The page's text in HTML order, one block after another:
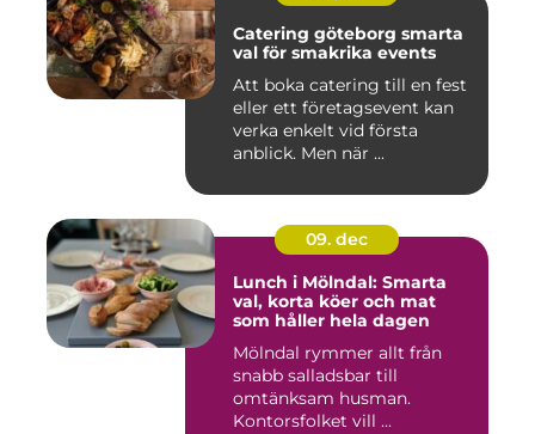
Catering göteborg smarta
val för smakrika events
Att boka catering till en fest
eller ett företagsevent kan
verka enkelt vid första
anblick. Men när ...
09. dec
Lunch i Mölndal: Smarta
val, korta köer och mat
som håller hela dagen
Mölndal rymmer allt från
snabb salladsbar till
omtänksam husman.
Kontorsfolket vill ...